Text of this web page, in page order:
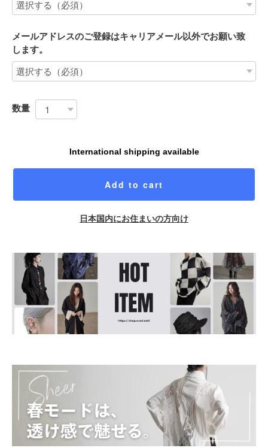
メールアドレスのご登録はキャリアメール以外でお願い致
します。
数量
International shipping available
Add to cart
日本国内にお住まいの方向け